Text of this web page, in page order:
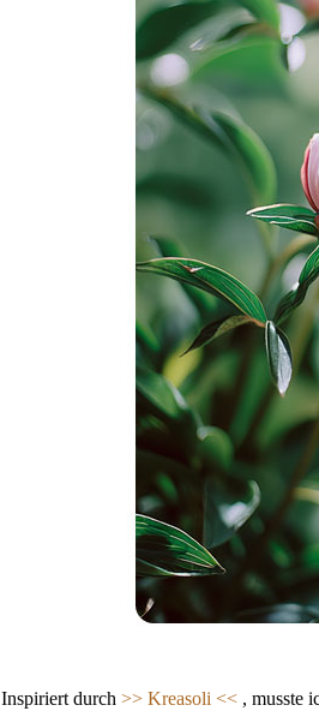
Inspiriert durch >> Kreasoli << , musste